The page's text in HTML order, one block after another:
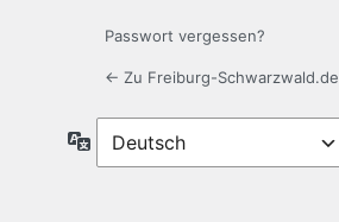
Passwort vergessen?
← Zu Freiburg-Schwarzwald.de
Sprache